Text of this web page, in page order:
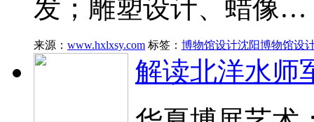
发；雕塑设计、蜡像…
来源： www.hxlxsy.com 标签： 博物馆设计沈阳博物馆设
解读北洋水师